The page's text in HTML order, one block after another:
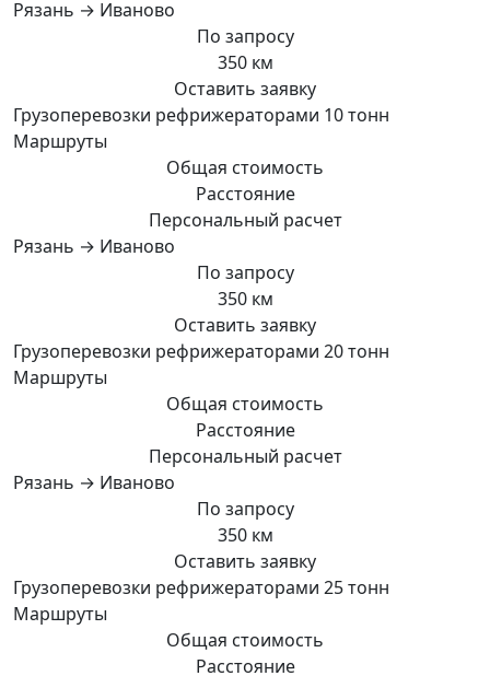
Рязань → Иваново
По запросу
350 км
Оставить заявку
Грузоперевозки рефрижераторами 10 тонн
Маршруты
Общая стоимость
Расстояние
Персональный расчет
Рязань → Иваново
По запросу
350 км
Оставить заявку
Грузоперевозки рефрижераторами 20 тонн
Маршруты
Общая стоимость
Расстояние
Персональный расчет
Рязань → Иваново
По запросу
350 км
Оставить заявку
Грузоперевозки рефрижераторами 25 тонн
Маршруты
Общая стоимость
Расстояние